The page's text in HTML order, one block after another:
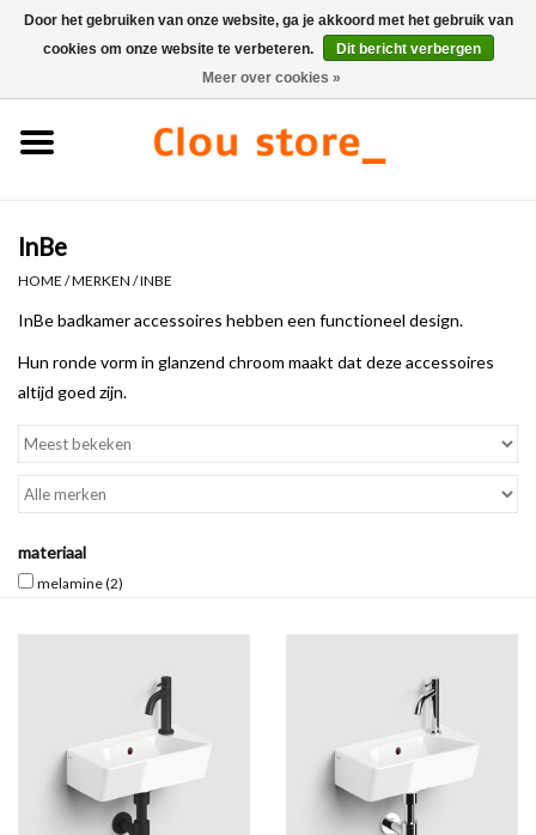
0 Artikelen - €0,00
Fonteinsets
Fonteinen
Toiletten
Kranen & afvoeren
Spiegels
reserveonderdelen
Merken
InBe
HOME /MERKEN /INBE
InBe badkamer accessoires hebben een functioneel design.
Hun ronde vorm in glanzend chroom maakt dat deze accessoires
altijd goed zijn.
materiaal
melamine(2)
Door het gebruiken van onze website, ga je akkoord met het gebruik van
cookies om onze website te verbeteren.
Dit bericht verbergen
Meer over cookies »